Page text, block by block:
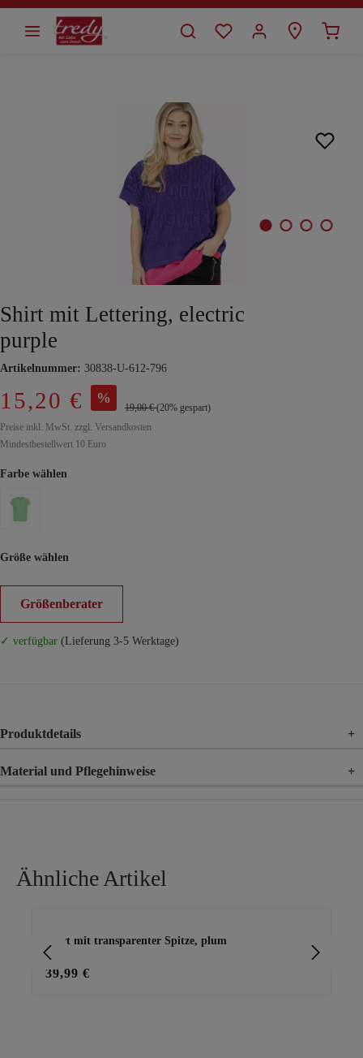
springen
Shirt mit Lettering, electric
purple
Artikelnummer: 30838-U-612-796
15,20 € %
19,00 €(20% gespart)
Preise inkl. MwSt. zzgl. Versandkosten
Mindestbestellwert 10 Euro
Farbe wählen
Größe wählen
Größenberater
✓ verfügbar (Lieferung 3-5 Werktage)
Produktdetails +
Material und Pflegehinweise +
Ähnliche Artikel
Shirt mit transparenter Spitze, plum
39,99 €